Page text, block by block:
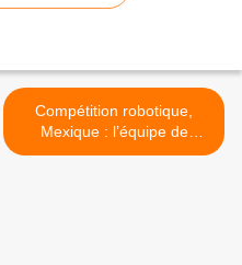
Compétition robotique,
Mexique : l’équipe de
Madagascar défendra nos